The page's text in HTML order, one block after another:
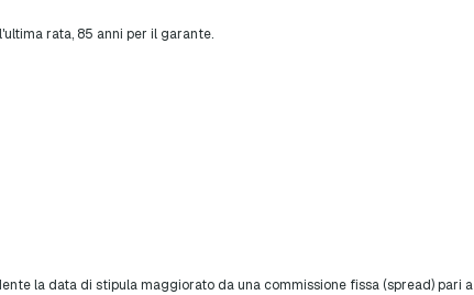
rata, 85 anni per il garante.
la data di stipula maggiorato da una commissione fissa (spread) pari a